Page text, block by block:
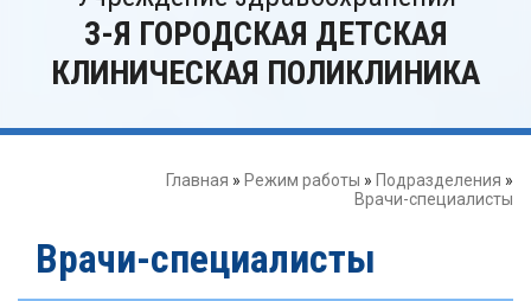
3-Я ГОРОДСКАЯ ДЕТСКАЯ
КЛИНИЧЕСКАЯ ПОЛИКЛИНИКА
Главная » Режим работы » Подразделения »
Врачи-специалисты
Врачи-специалисты